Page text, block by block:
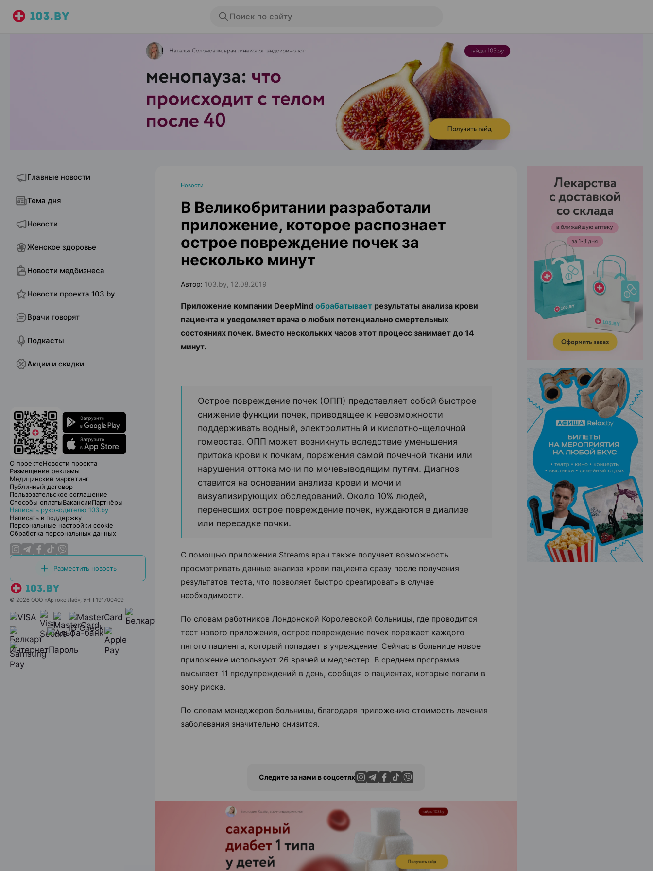
Поиск по сайту
ЭФФЕКТИВНАЯ РЕКЛАМА НА САЙТЕ
Главные новости
Тема дня
Новости
Женское здоровье
Новости медбизнеса
Новости проекта 103.by
Врачи говорят
Подкасты
Акции и скидки
О проектеНовости проекта
Размещение рекламы
Медицинский маркетинг
Публичный договор
Пользовательское соглашение
Способы оплатыВакансииПартнёры
Написать руководителю 103.by
Написать в поддержку
Персональные настройки cookie
Обработка персональных данных
Разместить новость
© 2026 ООО «Артокс Лаб», УНП 191700409
Новости
В Великобритании разработали
приложение, которое распознает
острое повреждение почек за
несколько минут
Автор: 103.by, 12.08.2019
Приложение компании DeepMind обрабатывает результаты анализа крови
пациента и уведомляет врача о любых потенциально смертельных
состояниях почек. Вместо нескольких часов этот процесс занимает до 14
минут.
Острое повреждение почек (ОПП) представляет собой быстрое
снижение функции почек, приводящее к невозможности
поддерживать водный, электролитный и кислотно-щелочной
гомеостаз. ОПП может возникнуть вследствие уменьшения
притока крови к почкам, поражения самой почечной ткани или
нарушения оттока мочи по мочевыводящим путям. Диагноз
ставится на основании анализа крови и мочи и
визуализирующих обследований. Около 10% людей,
перенесших острое повреждение почек, нуждаются в диализе
или пересадке почки.
С помощью приложения Streams врач также получает возможность
просматривать данные анализа крови пациента сразу после получения
результатов теста, что позволяет быстро среагировать в случае
необходимости.
По словам работников Лондонской Королевской больницы, где проводится
тест нового приложения, острое повреждение почек поражает каждого
пятого пациента, который попадает в учреждение. Сейчас в больнице новое
приложение используют 26 врачей и медсестер. В среднем программа
высылает 11 предупреждений в день, сообщая о пациентах, которые попали в
зону риска.
По словам менеджеров больницы, благодаря приложению стоимость лечения
заболевания значительно снизится.
Следите за нами в соцсетях
ЭФФЕКТИВНАЯ РЕКЛАМА НА САЙТЕ
ЭФФЕКТИВНАЯ РЕКЛАМА НА САЙТЕ